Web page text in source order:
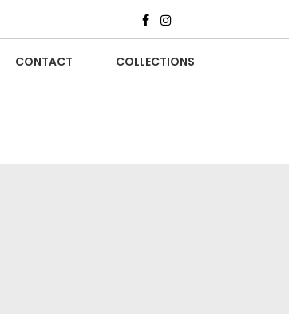
CONTACT COLLECTIONS